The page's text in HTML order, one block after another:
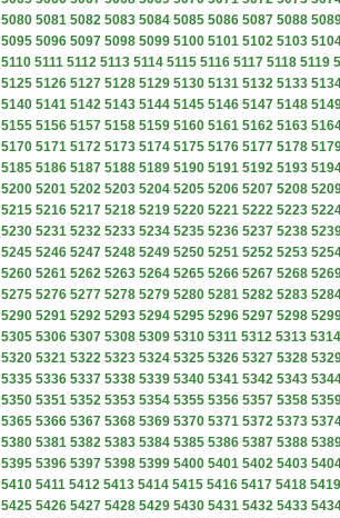
5080 5081 5082 5083 5084 5085 5086 5087 5088
5095 5096 5097 5098 5099 5100 5101 5102 5103
5110 5111 5112 5113 5114 5115 5116 5117 5118 5119
5125 5126 5127 5128 5129 5130 5131 5132 5133
5140 5141 5142 5143 5144 5145 5146 5147 5148
5155 5156 5157 5158 5159 5160 5161 5162 5163
5170 5171 5172 5173 5174 5175 5176 5177 5178
5185 5186 5187 5188 5189 5190 5191 5192 5193
5200 5201 5202 5203 5204 5205 5206 5207 5208
5215 5216 5217 5218 5219 5220 5221 5222 5223
5230 5231 5232 5233 5234 5235 5236 5237 5238
5245 5246 5247 5248 5249 5250 5251 5252 5253
5260 5261 5262 5263 5264 5265 5266 5267 5268
5275 5276 5277 5278 5279 5280 5281 5282 5283
5290 5291 5292 5293 5294 5295 5296 5297 5298
5305 5306 5307 5308 5309 5310 5311 5312 5313 5314
5320 5321 5322 5323 5324 5325 5326 5327 5328
5335 5336 5337 5338 5339 5340 5341 5342 5343
5350 5351 5352 5353 5354 5355 5356 5357 5358
5365 5366 5367 5368 5369 5370 5371 5372 5373
5380 5381 5382 5383 5384 5385 5386 5387 5388
5395 5396 5397 5398 5399 5400 5401 5402 5403
5410 5411 5412 5413 5414 5415 5416 5417 5418 5419
5425 5426 5427 5428 5429 5430 5431 5432 5433